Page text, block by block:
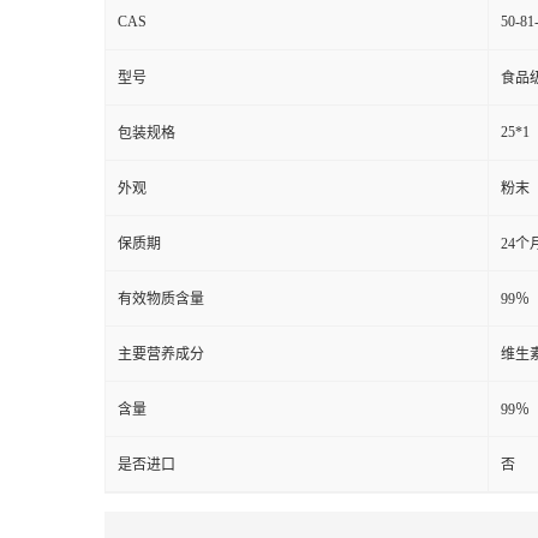
CAS 50-
型号 食品
包装规格 25*1
外观 粉末
保质期 24个
有效物质含量 99％
主要营养成分 维生
含量 99％
是否进口 否